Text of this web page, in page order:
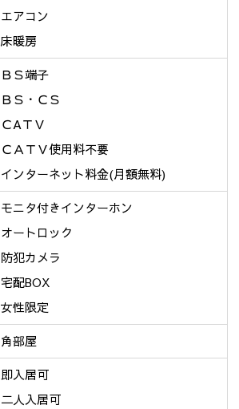
エアコン
床暖房
ＢＳ端子
ＢＳ・ＣＳ
ＣAＴＶ
ＣＡＴＶ使用料不要
インターネット料金(月額無料)
モニタ付きインターホン
オートロック
防犯カメラ
宅配BOX
女性限定
角部屋
即入居可
二人入居可